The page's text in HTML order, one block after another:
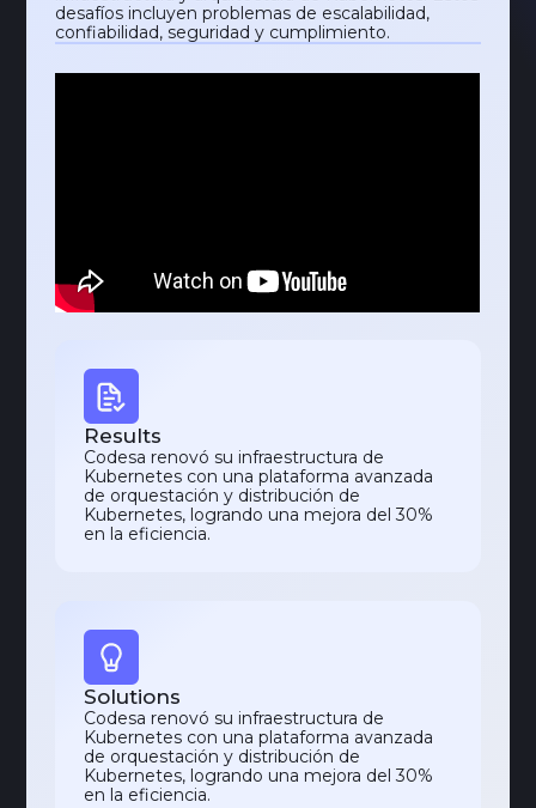
desafíos incluyen problemas de escalabilidad,
confiabilidad, seguridad y cumplimiento.
Results
Codesa renovó su infraestructura de
Kubernetes con una plataforma avanzada
de orquestación y distribución de
Kubernetes, logrando una mejora del 30%
en la eficiencia.
Solutions
Codesa renovó su infraestructura de
Kubernetes con una plataforma avanzada
de orquestación y distribución de
Kubernetes, logrando una mejora del 30%
en la eficiencia.